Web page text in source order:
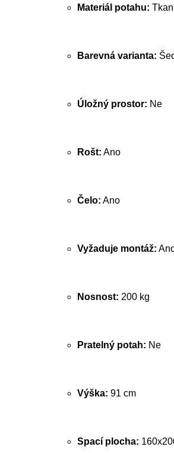
Materiál potahu:
Barevná varianta:
Úložný prostor: Ne
Rošt: Ano
Čelo: Ano
Vyžaduje montáž:
Nosnost: 200 kg
Pratelný potah: Ne
Výška: 91 cm
Spací plocha: